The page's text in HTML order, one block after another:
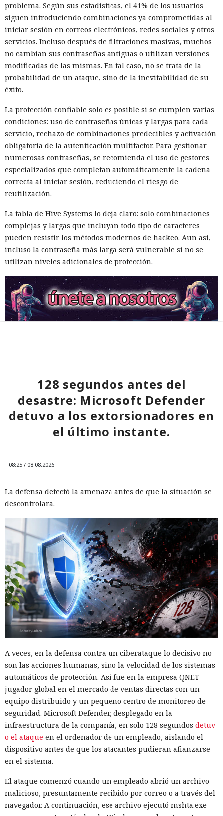
problema. Según sus estadísticas, el 41% de los usuarios
siguen introduciendo combinaciones ya comprometidas al
iniciar sesión en correos electrónicos, redes sociales y otros
servicios. Incluso después de filtraciones masivas, muchos
no cambian sus contraseñas antiguas o utilizan versiones
modificadas de las mismas. En tal caso, no se trata de la
probabilidad de un ataque, sino de la inevitabilidad de su
éxito.
La protección confiable solo es posible si se cumplen varias
condiciones: uso de contraseñas únicas y largas para cada
servicio, rechazo de combinaciones predecibles y activación
obligatoria de la autenticación multifactor. Para gestionar
numerosas contraseñas, se recomienda el uso de gestores
especializados que completan automáticamente la cadena
correcta al iniciar sesión, reduciendo el riesgo de
reutilización.
La tabla de Hive Systems lo deja claro: solo combinaciones
complejas y largas que incluyan todo tipo de caracteres
pueden resistir los métodos modernos de hackeo. Aun así,
incluso la contraseña más larga será vulnerable si no se
utilizan niveles adicionales de protección.
128 segundos antes del
desastre: Microsoft Defender
detuvo a los extorsionadores en
el último instante.
08:25 / 08.08.2026
La defensa detectó la amenaza antes de que la situación se
descontrolara.
A veces, en la defensa contra un ciberataque lo decisivo no
son las acciones humanas, sino la velocidad de los sistemas
automáticos de protección. Así fue en la empresa QNET —
jugador global en el mercado de ventas directas con un
equipo distribuido y un pequeño centro de monitoreo de
seguridad. Microsoft Defender, desplegado en la
infraestructura de la compañía, en solo 128 segundos detuv
o el ataque en el ordenador de un empleado, aislando el
dispositivo antes de que los atacantes pudieran afianzarse
en el sistema.
El ataque comenzó cuando un empleado abrió un archivo
malicioso, presuntamente recibido por correo o a través del
navegador. A continuación, ese archivo ejecutó mshta.exe —